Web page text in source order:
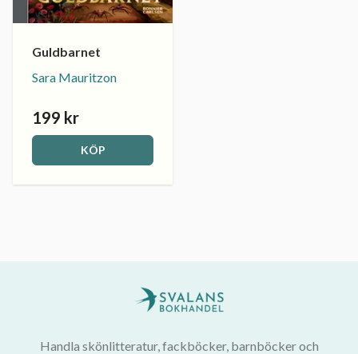
Guldbarnet
Sara Mauritzon
199 kr
KÖP
Handla skönlitteratur, fackböcker, barnböcker och